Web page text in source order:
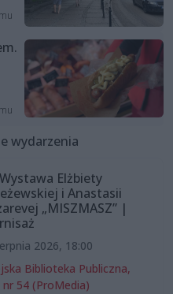
wydarzenia
Wystawa Elżbiety
i Anastasii
„MISZMASZ” |
2026, 18:00
Biblioteka Publiczna,
54 (ProMedia)